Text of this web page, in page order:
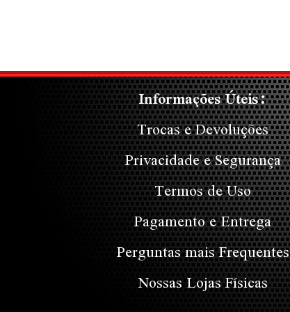
Informações Úteis:
Trocas e Devoluções
Privacidade e Segurança
Termos de Uso
Pagamento e Entrega
Perguntas mais Frequentes
Nossas Lojas Físicas